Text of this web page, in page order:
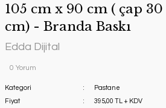
105 cm x 90 cm ( çap
cm) - Branda Baskı
Edda Dijital
0 Yorum
Kategori
Pastane
Fiyat
395,00 TL + KDV